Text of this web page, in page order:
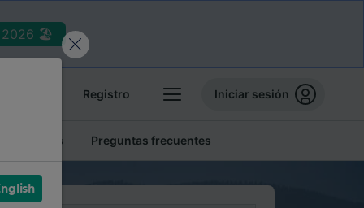
2026 🏖️
Registro Iniciar sesión
baratos Preguntas frecuentes